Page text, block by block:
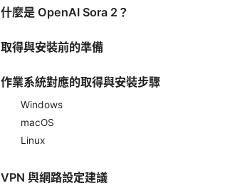
什麼是 OpenAI Sora 2？
取得與安裝前的準備
作業系統對應的取得與安裝步驟
Windows
macOS
Linux
VPN 與網路設定建議